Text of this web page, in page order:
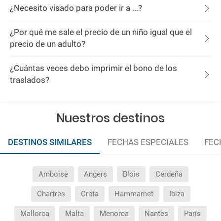
¿Necesito visado para poder ir a ...?
¿Por qué me sale el precio de un niño igual que el
precio de un adulto?
¿Cuántas veces debo imprimir el bono de los
traslados?
Nuestros destinos
DESTINOS SIMILARES FECHAS ESPECIALES
Amboise Angers Blois Cerdeña
Chartres Creta Hammamet Ibiza
Mallorca Malta Menorca Nantes París